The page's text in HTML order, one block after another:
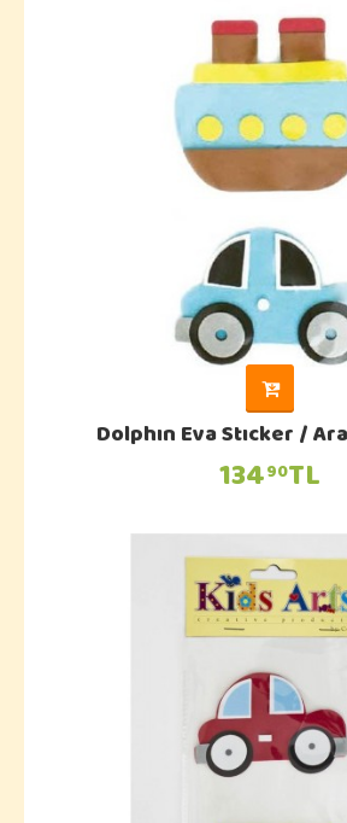
Dolphın Eva Stıcker /
13490TL